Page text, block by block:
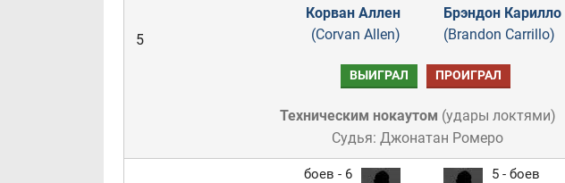
5
Корван Аллен
(Corvan Allen)
Брэндон Карилло
(Brandon Carrillo)
ВЫИГРАЛ ПРОИГРАЛ
Техническим нокаутом (удары локтями)
Судья: Джонатан Ромеро
боев - 6
5 - боев